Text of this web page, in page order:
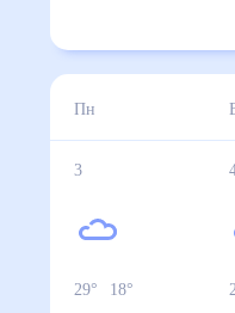
Пн
3
29° 18°